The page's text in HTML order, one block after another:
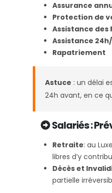
Assurance
Protection de
Assistance des
Assistance
Rapatriement
Astuce : un délai
24h avant, en ce
Salariés :
Retraite: au
libres d’y
Décès et
partielle